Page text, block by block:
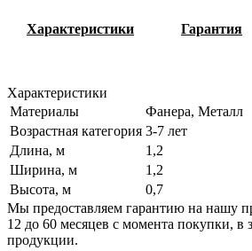
Характеристики Гарантия
Характеристики
Материалы
Фанера, Металл
Возрастная категория 3-7 лет
Длина, м
1,2
Ширина, м
1,2
Высота, м
0,7
Мы предоставляем гарантию на нашу
12 до 60 месяцев с момента покупки, в
продукции.